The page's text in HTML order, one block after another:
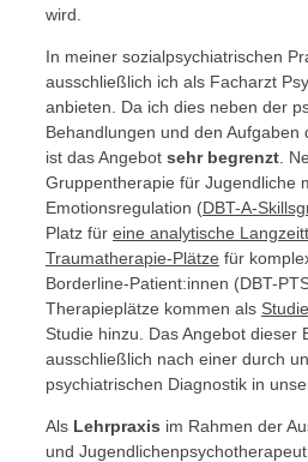
wird.
In meiner sozialpsychiatrischen
ausschließlich ich als Facharzt
anbieten. Da ich dies neben der
Behandlungen und den Aufgaben
ist das Angebot sehr begrenzt .
Gruppentherapie für Jugendliche
Emotionsregulation (DBT-A-
Platz für eine analytische
Traumatherapie-Plätze für
Borderline-Patient:innen (DBT-
Therapieplätze kommen als
Studie hinzu. Das Angebot dieser
ausschließlich nach einer durch
psychiatrischen Diagnostik in
Als Lehrpraxis im Rahmen der
und